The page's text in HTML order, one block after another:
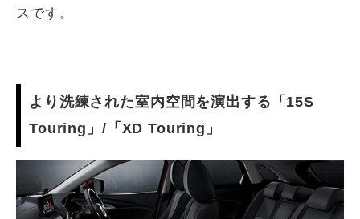
スです。
より洗練された室内空間を演出する「15S
Touring」/「XD Touring」